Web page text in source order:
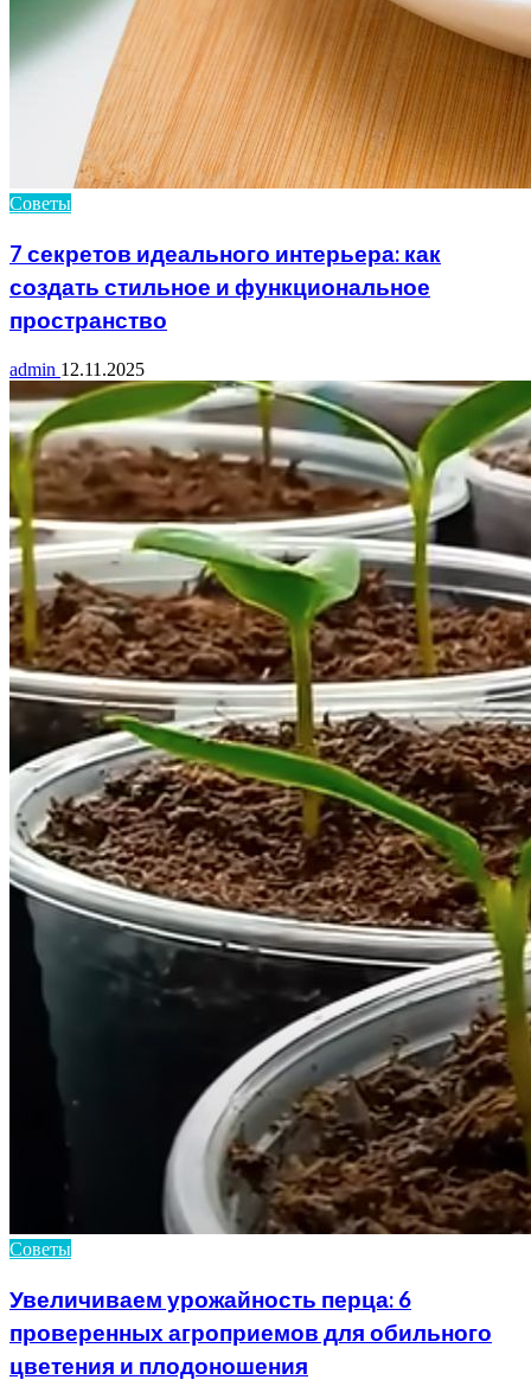
Советы
7 секретов идеального интерьера: как
создать стильное и функциональное
пространство
admin 12.11.2025
Советы
Увеличиваем урожайность перца: 6
проверенных агроприемов для обильного
цветения и плодоношения